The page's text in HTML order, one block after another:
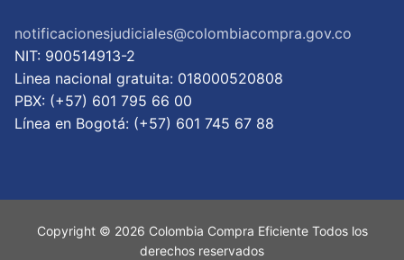
notificacionesjudiciales@colombiacompra.gov.co
NIT: 900514913-2
Linea nacional gratuita: 018000520808
PBX: (+57) 601 795 66 00
Lí­nea en Bogotá: (+57) 601 745 67 88
Copyright © 2026 Colombia Compra Eficiente Todos los
derechos reservados